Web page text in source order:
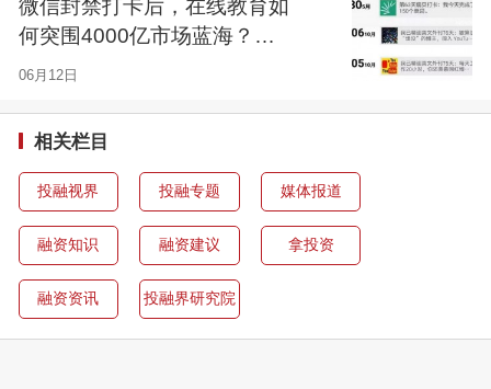
微信封禁打卡后，在线教育如
何突围4000亿市场蓝海？｜
投融界研究院014期
06月12日
相关栏目
投融视界 投融专题 媒体报道
融资知识 融资建议 拿投资
融资资讯 投融界研究院